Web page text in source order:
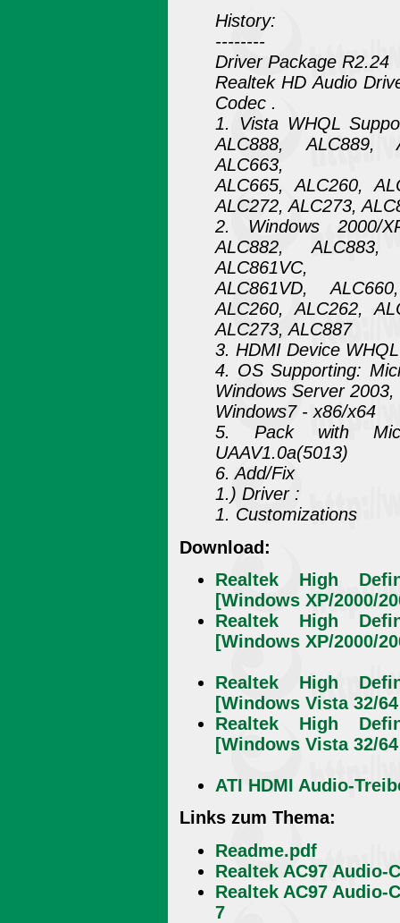
History:
--------
Driver Package R2.24
Realtek HD Audio
Codec .
1. Vista WHQL
ALC888, ALC889,
ALC663,
ALC665, ALC260,
ALC272, ALC273,
2. Windows 2000/
ALC882,
ALC861VC,
ALC861VD,
ALC260, ALC262,
ALC273, ALC887
3. HDMI Device
4. OS Supporting:
Windows Server
Windows7 - x86/x64
5. Pack with
UAAV1.0a(5013)
6. Add/Fix
1.) Driver :
1. Customizations
Download:
Realtek High
[Windows XP/2000/
Realtek High
[Windows XP/2000/
Realtek High
[Windows Vista 32/
Realtek High
[Windows Vista 32/
ATI HDMI Audio-
Links zum Thema:
Readme.pdf
Realtek AC97 Audio-
Realtek AC97
7